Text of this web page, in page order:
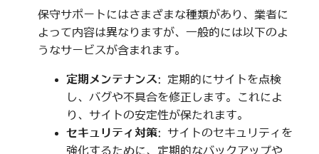
保守サポートにはさまざまな種類があり、業者に
よって内容は異なりますが、一般的には以下のよ
うなサービスが含まれます。
定期メンテナンス: 定期的にサイトを点検
し、バグや不具合を修正します。これによ
り、サイトの安定性が保たれます。
セキュリティ対策: サイトのセキュリティを
強化するために、定期的なバックアップや